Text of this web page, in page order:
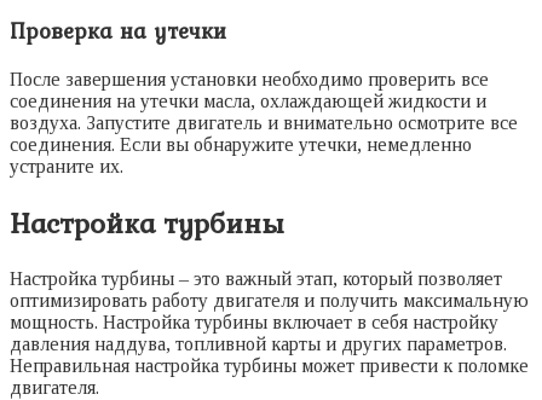
Проверка на утечки
После завершения установки необходимо проверить все
соединения на утечки масла, охлаждающей жидкости и
воздуха. Запустите двигатель и внимательно осмотрите все
соединения. Если вы обнаружите утечки, немедленно
устраните их.
Настройка турбины
Настройка турбины – это важный этап, который позволяет
оптимизировать работу двигателя и получить максимальную
мощность. Настройка турбины включает в себя настройку
давления наддува, топливной карты и других параметров.
Неправильная настройка турбины может привести к поломке
двигателя.